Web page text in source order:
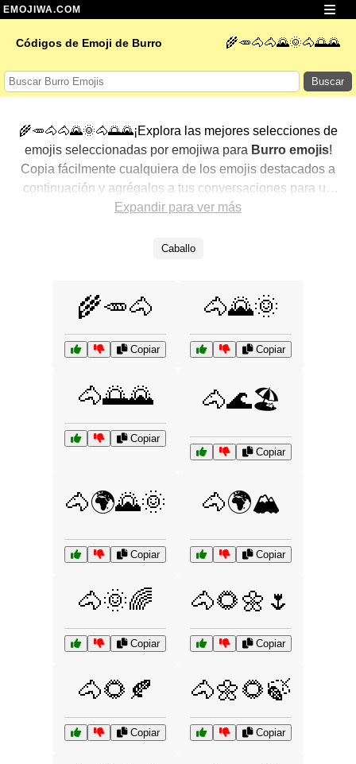
EMOJIWA.COM
Códigos de Emoji de Burro 🌾🥕🐴🐴🌄🌞🐴🌅🌄
Buscar
🌾🥕🐴🐴🌄🌞🐴🌅🌄¡Explora las mejores selecciones de
emojis seleccionadas por emojiwa para Burro emojis!
Copia fácilmente cualquiera de los emojis destacados a
continuación y agrégalos a tus conversaciones para un
toque personalizado. Hemos seleccionado una variedad
populares. ¿Buscas más? Explora otras categorías para
Expandir para ver más
Caballo
🌾🥕🐴
Copiar
🐴🌄🌞
Copiar
🐴🌅🌄
Copiar
🐴🌊🏖️
Copiar
🐴🌍🌄🌞
Copiar
🐴🌍🏔️
Copiar
🐴🌞🌈
Copiar
🐴🌻🌼🌷
Copiar
🐴🌻🍂
Copiar
🐴🌼🌻🍃
Copiar